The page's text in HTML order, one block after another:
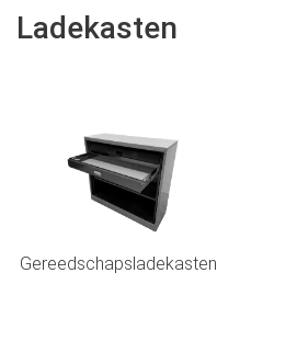
Ladekasten
Gereedschapsladekasten